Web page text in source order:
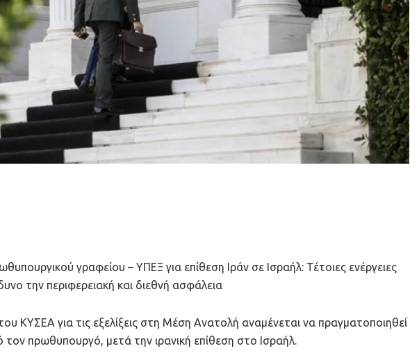
γραφείου – ΥΠΕΞ για επίθεση Ιράν σε Ισραήλ: Τέτοιες ενέργειες
την περιφερειακή και διεθνή ασφάλεια
ΚΥΣΕΑ για τις εξελίξεις στη Μέση Ανατολή αναμένεται να πραγματοποιηθεί
τον πρωθυπουργό, μετά την ιρανική επίθεση στο Ισραήλ.